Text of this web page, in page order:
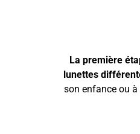
La première
lunettes
son enfance ou à